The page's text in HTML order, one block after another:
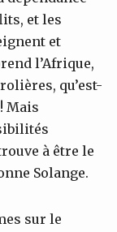
et les
et
l’Afrique,
qu’est-
Mais
à être le
Solange.
sur le